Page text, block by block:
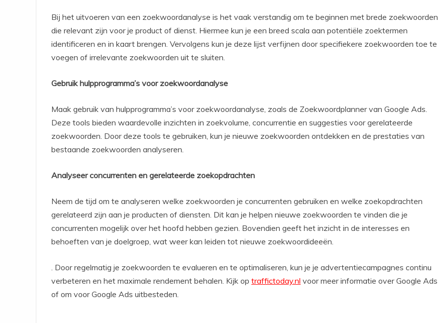
Bij het uitvoeren van een zoekwoordanalyse is het vaak verstandig om te beginnen met brede zoekwoorden
die relevant zijn voor je product of dienst. Hiermee kun je een breed scala aan potentiële zoektermen
identificeren en in kaart brengen. Vervolgens kun je deze lijst verfijnen door specifiekere zoekwoorden toe te
voegen of irrelevante zoekwoorden uit te sluiten.
Gebruik hulpprogramma’s voor zoekwoordanalyse
Maak gebruik van hulpprogramma’s voor zoekwoordanalyse, zoals de Zoekwoordplanner van Google Ads.
Deze tools bieden waardevolle inzichten in zoekvolume, concurrentie en suggesties voor gerelateerde
zoekwoorden. Door deze tools te gebruiken, kun je nieuwe zoekwoorden ontdekken en de prestaties van
bestaande zoekwoorden analyseren.
Analyseer concurrenten en gerelateerde zoekopdrachten
Neem de tijd om te analyseren welke zoekwoorden je concurrenten gebruiken en welke zoekopdrachten
gerelateerd zijn aan je producten of diensten. Dit kan je helpen nieuwe zoekwoorden te vinden die je
concurrenten mogelijk over het hoofd hebben gezien. Bovendien geeft het inzicht in de interesses en
behoeften van je doelgroep, wat weer kan leiden tot nieuwe zoekwoordideeën.
. Door regelmatig je zoekwoorden te evalueren en te optimaliseren, kun je je advertentiecampagnes continu
verbeteren en het maximale rendement behalen. Kijk op traffictoday.nl voor meer informatie over Google Ads
of om voor Google Ads uitbesteden.